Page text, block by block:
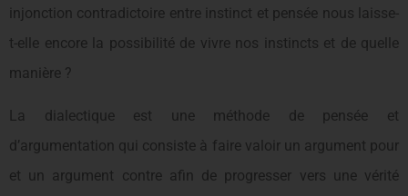
injonction contradictoire entre instinct et pensée nous laisse-
t-elle encore la possibilité de vivre nos instincts et de quelle
manière ?
La dialectique est une méthode de pensée et
d’argumentation qui consiste à faire valoir un argument pour
et un argument contre afin de progresser vers une vérité